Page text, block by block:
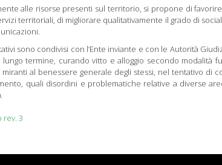
alle risorse presenti sul territorio, si propone di
territoriali, di migliorare qualitativamente il grado di
sono condivisi con l’Ente inviante e con le Autorità
termine, curando vitto e alloggio secondo modalità
al benessere generale degli stessi, nel tentativo di
quali disordini e problematiche relative a diverse
rev. 3